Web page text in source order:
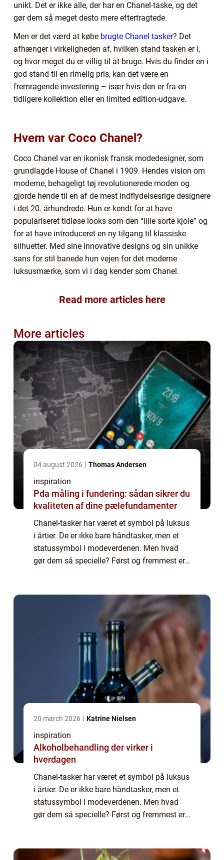
unikt. Det er ikke alle, der har en Chanel-taske, og det
gør dem så meget desto mere eftertragtede.
Men er det værd at købe brugte Chanel tasker? Det
afhænger i virkeligheden af, hvilken stand tasken er i,
og hvor meget du er villig til at bruge. Hvis du finder en i
god stand til en rimelig pris, kan det være en
fremragende investering – især hvis den er fra en
tidligere kollektion eller en limited edition-udgave.
Hvem var Coco Chanel?
Coco Chanel var en ikonisk fransk modedesigner, som
grundlagde House of Chanel i 1909. Hendes vision om
moderne, behageligt tøj revolutionerede moden og
gjorde hende til en af de mest indflydelsesrige designere
i det 20. århundrede. Hun er kendt for at have
populariseret tidløse looks som den “lille sorte kjole” og
for at have introduceret en ny tilgang til klassiske
silhuetter. Med sine innovative designs og sin unikke
sans for stil banede hun vejen for det moderne
luksusmærke, som vi i dag kender som Chanel.
Read more articles here
More articles
04 august 2026 Thomas Andersen
inspiration
Pda måling i fundering: sådan sikrer du
kvaliteten af dine pælefundamenter
Chanel-tasker har været et symbol på luksus
i årtier. De er ikke bare håndtasker, men et
statussymbol i modeverdenen. Men hvad
gør dem så specielle? Først og fremmest er
20 march 2026 Katrine Nielsen
inspiration
Alkoholbehandling der virker i
hverdagen
Chanel-tasker har været et symbol på luksus
i årtier. De er ikke bare håndtasker, men et
statussymbol i modeverdenen. Men hvad
gør dem så specielle? Først og fremmest er